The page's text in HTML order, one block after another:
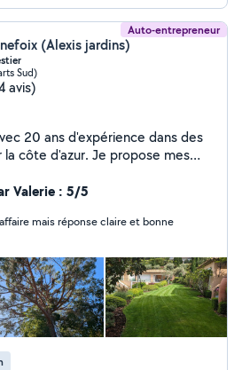
Auto-entrepreneur
(Alexis jardins)
Sud)
avis)
20 ans d'expérience dans des
Je propose mes
. N'hésitez pas à
gratuit .
Valerie : 5/5
mais réponse claire et bonne